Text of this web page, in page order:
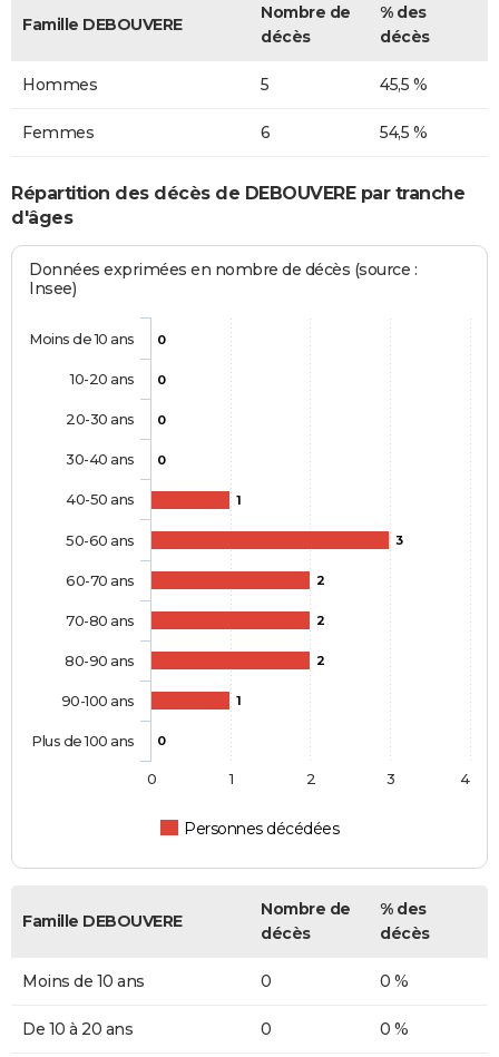
Famille DEBOUVERE
Nombre de
décès
% des
décès
Hommes 5 45,5 %
Femmes 6 54,5 %
Répartition des décès de DEBOUVERE par tranche
d'âges
Données exprimées en nombre de décès (source :
Insee)
0
0
0
0
1
3
2
2
2
1
0
Personnes décédées
Moins de 10 ans
10-20 ans
20-30 ans
30-40 ans
40-50 ans
50-60 ans
60-70 ans
70-80 ans
80-90 ans
90-100 ans
Plus de 100 ans
0 1 2 3 4
Famille DEBOUVERE
Nombre de
décès
% des
décès
Moins de 10 ans 0 0 %
De 10 à 20 ans 0 0 %